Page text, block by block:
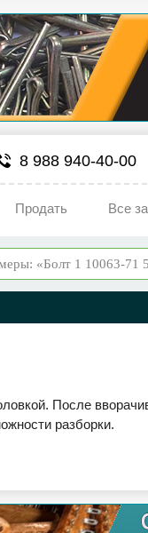
8 988 940-40-00
Продать Все
После
разборки.